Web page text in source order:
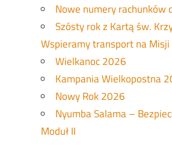
Nowe numery rachunków
Szósty rok z Kartą św.
Wspieramy transport na
Wielkanoc 2026
Kampania Wielkopostna
Nowy Rok 2026
Nyumba Salama –
Moduł II